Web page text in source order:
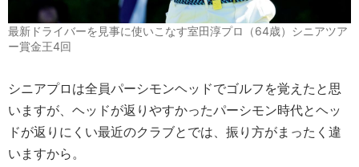
最新ドライバーを見事に使いこなす室田淳プロ（64歳）シニアツア
ー賞金王4回
シニアプロは全員パーシモンヘッドでゴルフを覚えたと思
いますが、ヘッドが返りやすかったパーシモン時代とヘッ
ドが返りにくい最近のクラブとでは、振り方がまったく違
いますから。